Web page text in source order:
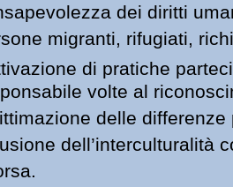
dei diritti
migranti, rifugiati,
di pratiche
volte al
delle
dell’interculturalità